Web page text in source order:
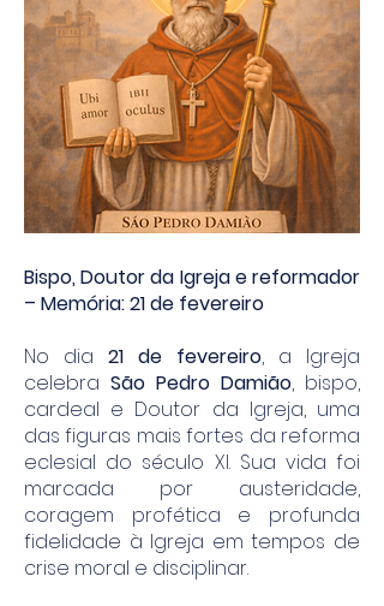
Bispo, Doutor da Igreja e reformador
– Memória: 21 de fevereiro
No dia 21 de fevereiro, a Igreja
celebra São Pedro Damião, bispo,
cardeal e Doutor da Igreja, uma
das figuras mais fortes da reforma
eclesial do século XI. Sua vida foi
marcada por austeridade,
coragem profética e profunda
fidelidade à Igreja em tempos de
crise moral e disciplinar.